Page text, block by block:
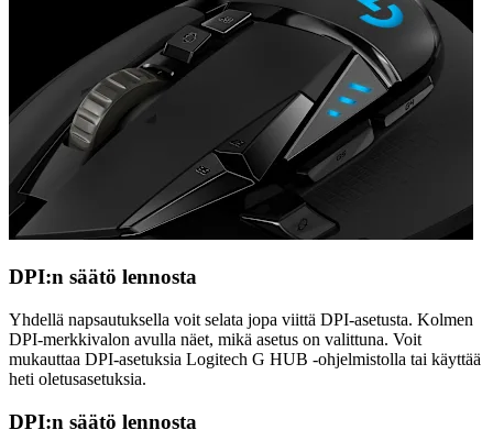
DPI:n säätö lennosta
Yhdellä napsautuksella voit selata jopa viittä DPI-asetusta. Kolmen
DPI-merkkivalon avulla näet, mikä asetus on valittuna. Voit
mukauttaa DPI-asetuksia Logitech G HUB -ohjelmistolla tai käyttää
heti oletusasetuksia.
DPI:n säätö lennosta